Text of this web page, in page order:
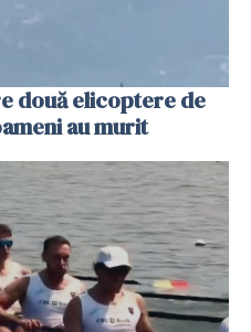
două elicoptere de
au murit